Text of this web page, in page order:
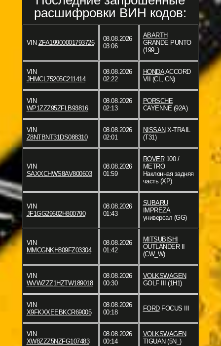
расшифровки ВИН кодов:
VIN ZFA19900001793726
08.08.2026
03:06
ABARTH
GRANDE PUNTO
(199_)
VIN
JHMCL75205C211414
08.08.2026
02:22
HONDAACCORD
VII (CL, CN)
VIN
WP1ZZZ95ZFLB93816
08.08.2026
02:13
PORSCHE
CAYENNE (92A)
VIN
Z8NTBNT31DS088310
08.08.2026
02:01
NISSAN X-TRAIL
(T31)
VIN
SAXXCHWS8AV800603
08.08.2026
01:59
ROVER100 /
METRO
Наклонная задняя
часть (XP)
VIN
JF1GG29602H800790
08.08.2026
01:43
SUBARU
IMPREZA
универсал (GG)
VIN
MMCGNKH809FZ03304
08.08.2026
01:42
MITSUBISHI
OUTLANDER II
(CW_W)
VIN
WVWZZZ1HZTW189018
08.08.2026
00:30
VOLKSWAGEN
GOLF III (1H1)
VIN
X9FKXXEEBKCR69005
08.08.2026
00:18
FORDFOCUS III
VIN
XW8ZZZ5NZFG107483
08.08.2026
00:14
VOLKSWAGEN
TIGUAN (5N_)